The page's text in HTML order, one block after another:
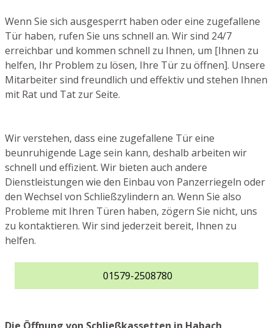
Wenn Sie sich ausgesperrt haben oder eine zugefallene
Tür haben, rufen Sie uns schnell an. Wir sind 24/7
erreichbar und kommen schnell zu Ihnen, um [Ihnen zu
helfen, Ihr Problem zu lösen, Ihre Tür zu öffnen]. Unsere
Mitarbeiter sind freundlich und effektiv und stehen Ihnen
mit Rat und Tat zur Seite.
Wir verstehen, dass eine zugefallene Tür eine
beunruhigende Lage sein kann, deshalb arbeiten wir
schnell und effizient. Wir bieten auch andere
Dienstleistungen wie den Einbau von Panzerriegeln oder
den Wechsel von Schließzylindern an. Wenn Sie also
Probleme mit Ihren Türen haben, zögern Sie nicht, uns
zu kontaktieren. Wir sind jederzeit bereit, Ihnen zu
helfen.
01579-2508780